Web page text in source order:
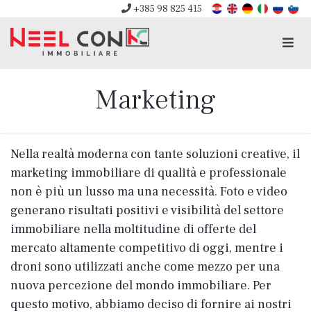
+385 98 825 415
Marketing
Nella realtà moderna con tante soluzioni creative, il
marketing immobiliare di qualità e professionale
non è più un lusso ma una necessità. Foto e video
generano risultati positivi e visibilità del settore
immobiliare nella moltitudine di offerte del
mercato altamente competitivo di oggi, mentre i
droni sono utilizzati anche come mezzo per una
nuova percezione del mondo immobiliare. Per
questo motivo, abbiamo deciso di fornire ai nostri